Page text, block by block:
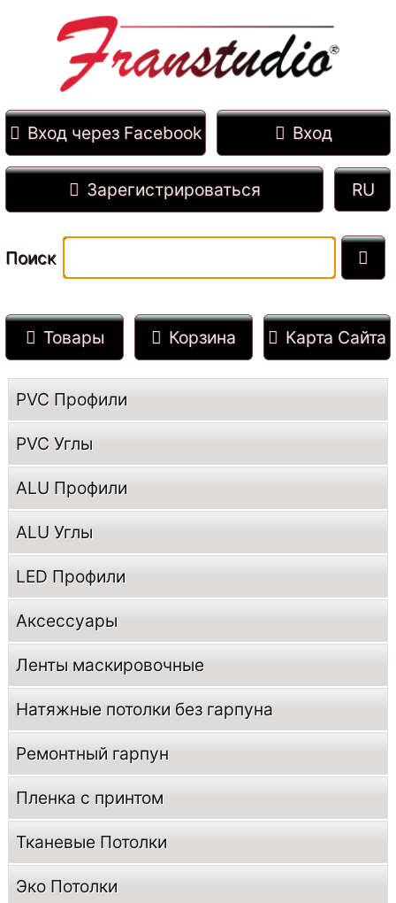
Вход через Facebook Вход
Зарегистрироваться
Поиск
Товары Корзина Карта Сайта
PVC Профили
PVC Углы
ALU Профили
ALU Углы
LED Профили
Аксессуары
Ленты маскировочные
Натяжные потолки без гарпуна
Ремонтный гарпун
Пленка с принтом
Тканевые Потолки
Эко Потолки